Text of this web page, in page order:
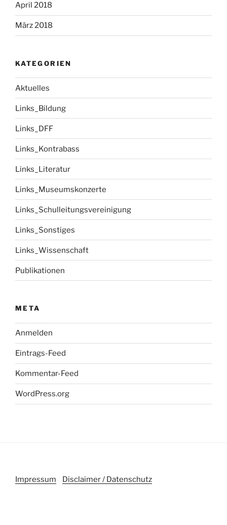
April 2018
März 2018
KATEGORIEN
Aktuelles
Links_Bildung
Links_DFF
Links_Kontrabass
Links_Literatur
Links_Museumskonzerte
Links_Schulleitungsvereinigung
Links_Sonstiges
Links_Wissenschaft
Publikationen
META
Anmelden
Eintrags-Feed
Kommentar-Feed
WordPress.org
Impressum Disclaimer / Datenschutz